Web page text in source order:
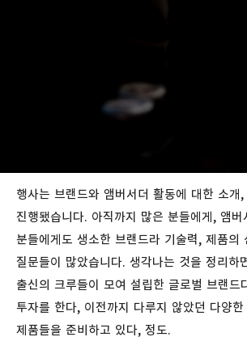
행사는 브랜드와 앰버서더 활동에 대한 소개
진행됐습니다. 아직까지 많은 분들에게, 앰버
분들에게도 생소한 브랜드라 기술력, 제품의
질문들이 많았습니다. 생각나는 것을 정리하
출신의 크루들이 모여 설립한 글로벌 브랜드
투자를 한다, 이전까지 다루지 않았던 다양
제품들을 준비하고 있다, 정도.